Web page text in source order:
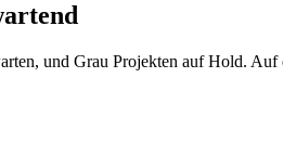
und Grau Projekten auf Hold.